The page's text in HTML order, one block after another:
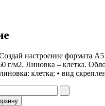
настроение формата
г/м2. Линовка – клетка.
клетка; • вид